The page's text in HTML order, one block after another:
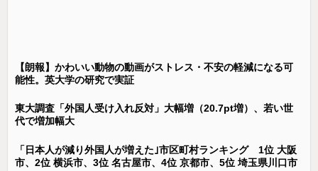
【朗報】かわいい動物の動画がストレス・不安の軽減になる可
能性。英大学の研究で実証
東大調査「外国人受け入れ反対」大幅増（20.7pt増）、若い世
代で増加幅大
「日本人が減り外国人が増えた｣市区町村ランキング 1位 大阪
市、2位 横浜市、3位 名古屋市、4位 京都市、5位 埼玉県川口市